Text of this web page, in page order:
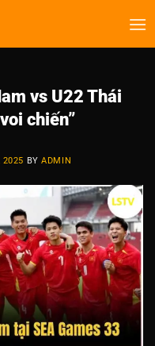
vs U22 Thái
chiến”
2025 BYADMIN